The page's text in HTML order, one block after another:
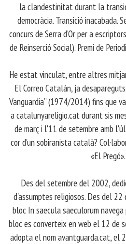
la clandestinitat durant la
democràcia. Transició inacabada.
concurs de Serra d’Or per a
de Reinserció Social). Premi de
He estat vinculat, entre altres
El Correo Catalán, ja
Vanguardia” (1974/2014) fins que
a catalunyareligio.cat durant sis
de març i l'11 de setembre amb
cor d'un sobiranista català?
«El Pregó».
Des del setembre del 2002,
d'assumptes religiosos. Des del
bloc In saecula saeculorum
bloc es converteix en web el 12 de
adopta el nom avantguarda.cat, el